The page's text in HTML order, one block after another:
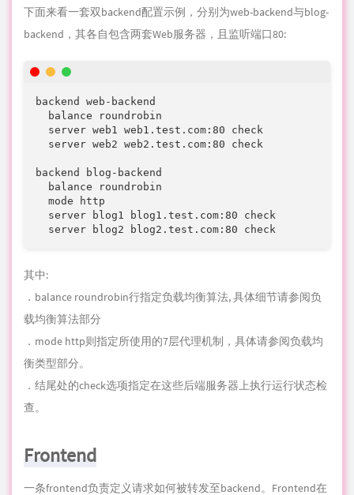
  balance roundrobin
  server web1 web1.test.com:80 check
backend blog-backend
  mode http
  server blog1 blog1.test.com:80 check
  server blog2 blog2.test.com:80 check
其中:
．balance roundrobin行
载均衡算法部分
Frontend
一条frontend负责定义请求如何被转发至backend。Frontend在
HAProxy配置中的frontend部分进行定义。其定义由以下几部分
．一组IP地址与一个端口(例如10.1.1.7:80, *:443,等等)